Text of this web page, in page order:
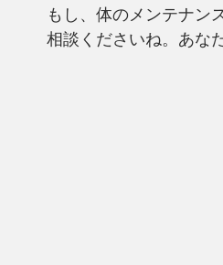
もし、体のメンテナン
相談くださいね。あな